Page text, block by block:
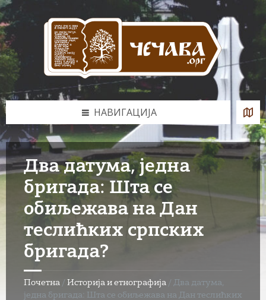
Skip
to
content
Skip
to
left
sidebar
Skip
to
footer
НАВИГАЦИЈА
Два датума, једна
бригада: Шта се
обиљежава на Дан
теслићких српских
бригада?
Почетна / Историја и етнографија / Два датума,
једна бригада: Шта се обиљежава на Дан теслићких